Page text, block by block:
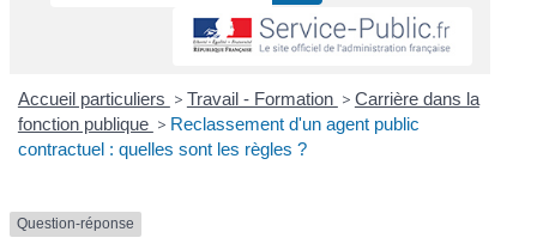
Accueil particuliers > Travail - Formation > Carrière dans la
fonction publique > Reclassement d'un agent public
contractuel : quelles sont les règles ?
Question-réponse